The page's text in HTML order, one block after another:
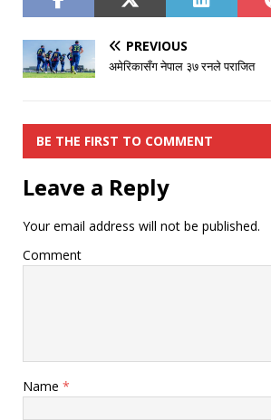
PREVIOUS
अमेरिकासँग नेपाल ३७ रनले पराजित
BE THE FIRST TO COMMENT
Leave a Reply
Your email address will not be published.
Comment
Name *